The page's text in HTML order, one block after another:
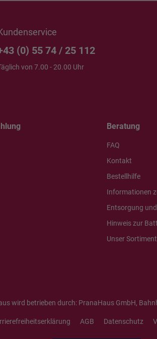
(0) 55 74 / 25 112
von 7.00 - 20.00 Uhr
Beratung
FAQ
Kontakt
Bestellhilfe
Informationen
Entsorgung
Hinweis zur
Unser Sortiment
wird betrieben durch: PranaHaus GmbH,
AGB Datenschutz